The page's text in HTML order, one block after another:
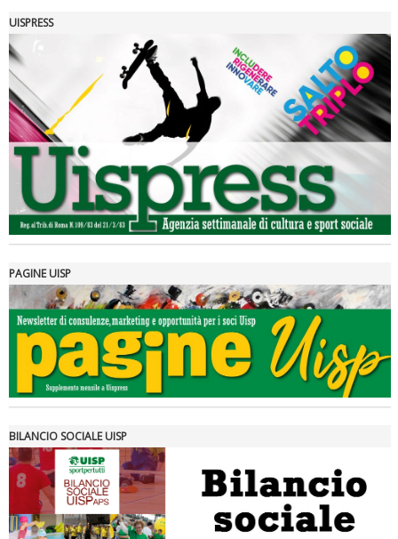
Luglio 2026: "Pensando con i piedi, si possono fare le
rivoluzioni"
Tiziano Pesce a Radio InBlu2000 traccia il bilancio della stagione
UISPRESS
PAGINE UISP
BILANCIO SOCIALE UISP